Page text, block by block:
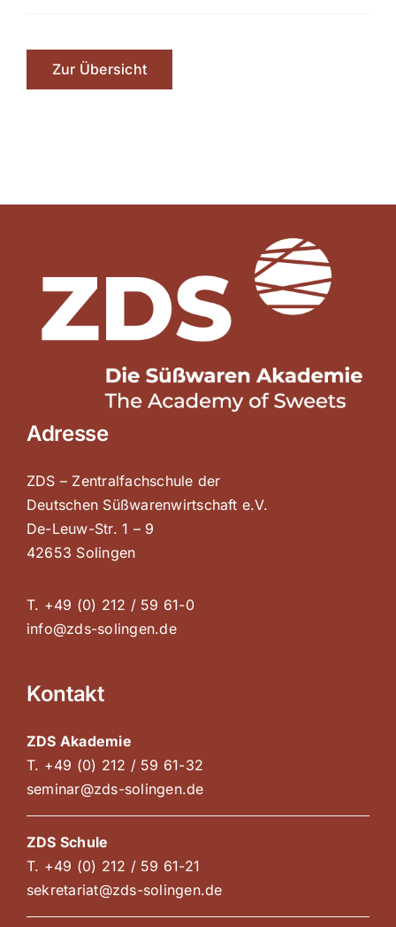
Zur Übersicht
Adresse
ZDS – Zentralfachschule der
Deutschen Süßwarenwirtschaft e.V.
De-Leuw-Str. 1 – 9
42653 Solingen
T. +49 (0) 212 / 59 61-0
info@zds-solingen.de
Kontakt
ZDS Akademie
T. +49 (0) 212 / 59 61-32
seminar@zds-solingen.de
ZDS Schule
T. +49 (0) 212 / 59 61-21
sekretariat@zds-solingen.de